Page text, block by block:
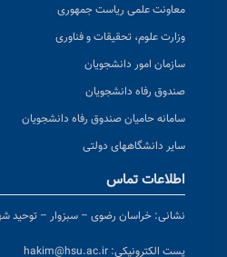
معاونت علمی ریاست جمهوری
وزارت علوم، تحقیقات و فناوری
سازمان امور دانشجویان
صندوق رفاه دانشجویان
سامانه حامیان صندوق رفاه دانشجویان
سایر دانشگاههای دولتی
اطلاعات تماس
نشانی: خراسان رضوی – سبزوار – توحید
پست الکترونیکی: hakim@hsu.ac.ir